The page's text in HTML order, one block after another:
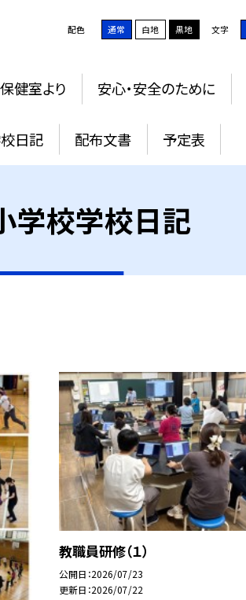
配色 通常 白地 黒地 文字
保健室より 安心・安全のために
日記 配布文書 予定表
学校学校日記
教職員研修（１）
公開日 2026/07/23
更新日 2026/07/22